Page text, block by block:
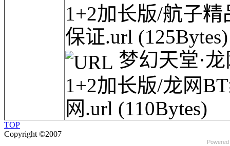
1+2加长版/航子
保证.url (125Bytes)
梦幻天堂·
1+2加长版/龙网
网.url (110Bytes)
TOP
Copyright ©2007